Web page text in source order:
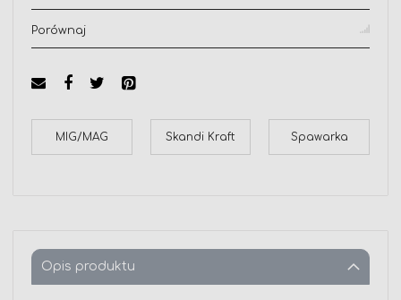
Porównaj
MIG/MAG Skandi Kraft Spawarka
Opis produktu